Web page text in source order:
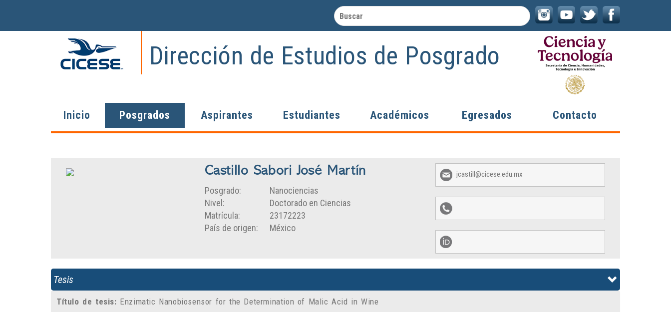
personalizada
de Google
Relevance
web
Dirección de Estudios de Posgrado
Inicio Posgrados Aspirantes Estudiantes Académicos Egresados Contacto
Castillo Sabori José Martín
Posgrado:
Nanociencias
Nivel:
Doctorado en Ciencias
Matrícula:
23172223
País de origen:
México
jcastill@cicese.edu.mx
Tesis
Título de tesis: Enzimatic Nanobiosensor for the Determination of Malic Acid in Wine